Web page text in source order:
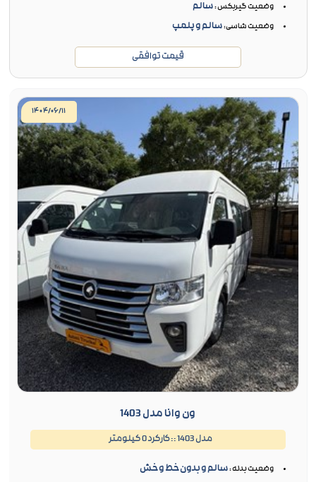
وضعیت گیربکس :سالم
وضعیت شاسی:سالم و پلمپ
قیمت توافقی
۱۴۰۴/۰۶/۱۱
ون وانا مدل 1403
مدل 1403 :: کارکرد 0 کیلومتر
وضعیت بدنه :سالم و بدون خط و خش